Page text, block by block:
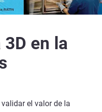
en la
el valor de la